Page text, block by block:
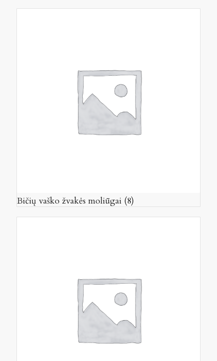
Bičių vaško žvakės moliūgai (8)